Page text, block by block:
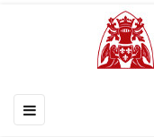
Basculer
la
☰